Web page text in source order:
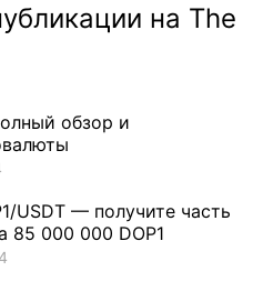
на The
обзор и
USDT — получите часть
85 000 000 DOP1